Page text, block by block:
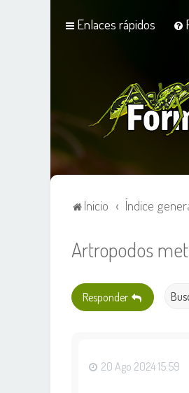
Enlaces rápidos
Inicio Índice
Artropodos
Responder
20 Ago 2024 15:59